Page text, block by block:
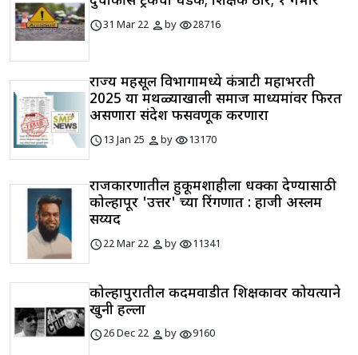
schedule31 Mar 22 personbyvisibility28716
राज्य महसूल विभागामध्ये कंत्राटी महाभरती
2025 या मथळ्याखाली समाज माध्यमांवर फिरत
असणारा संदेश फसवणूक करणारा
schedule13 Jan 25 personbyvisibility13170
राजकारणातील हुकूमशाहीला धक्का देण्यासाठी
कोल्हापूर 'उत्तर' च्या रिंगणात : हाजी अस्लम
सय्यद
schedule22 Mar 22 personbyvisibility11341
कोल्हापुरातील कदमवाडीत शिक्षकावर कोयत्याने
खुनी हल्ला
schedule26 Dec 22 personbyvisibility9160